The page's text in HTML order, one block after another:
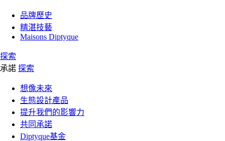
品牌歷史
精湛技藝
Maisons Diptyque
探索
承諾 探索
想像未來
生態設計產品
提升我們的影響力
共同承諾
Diptyque基金